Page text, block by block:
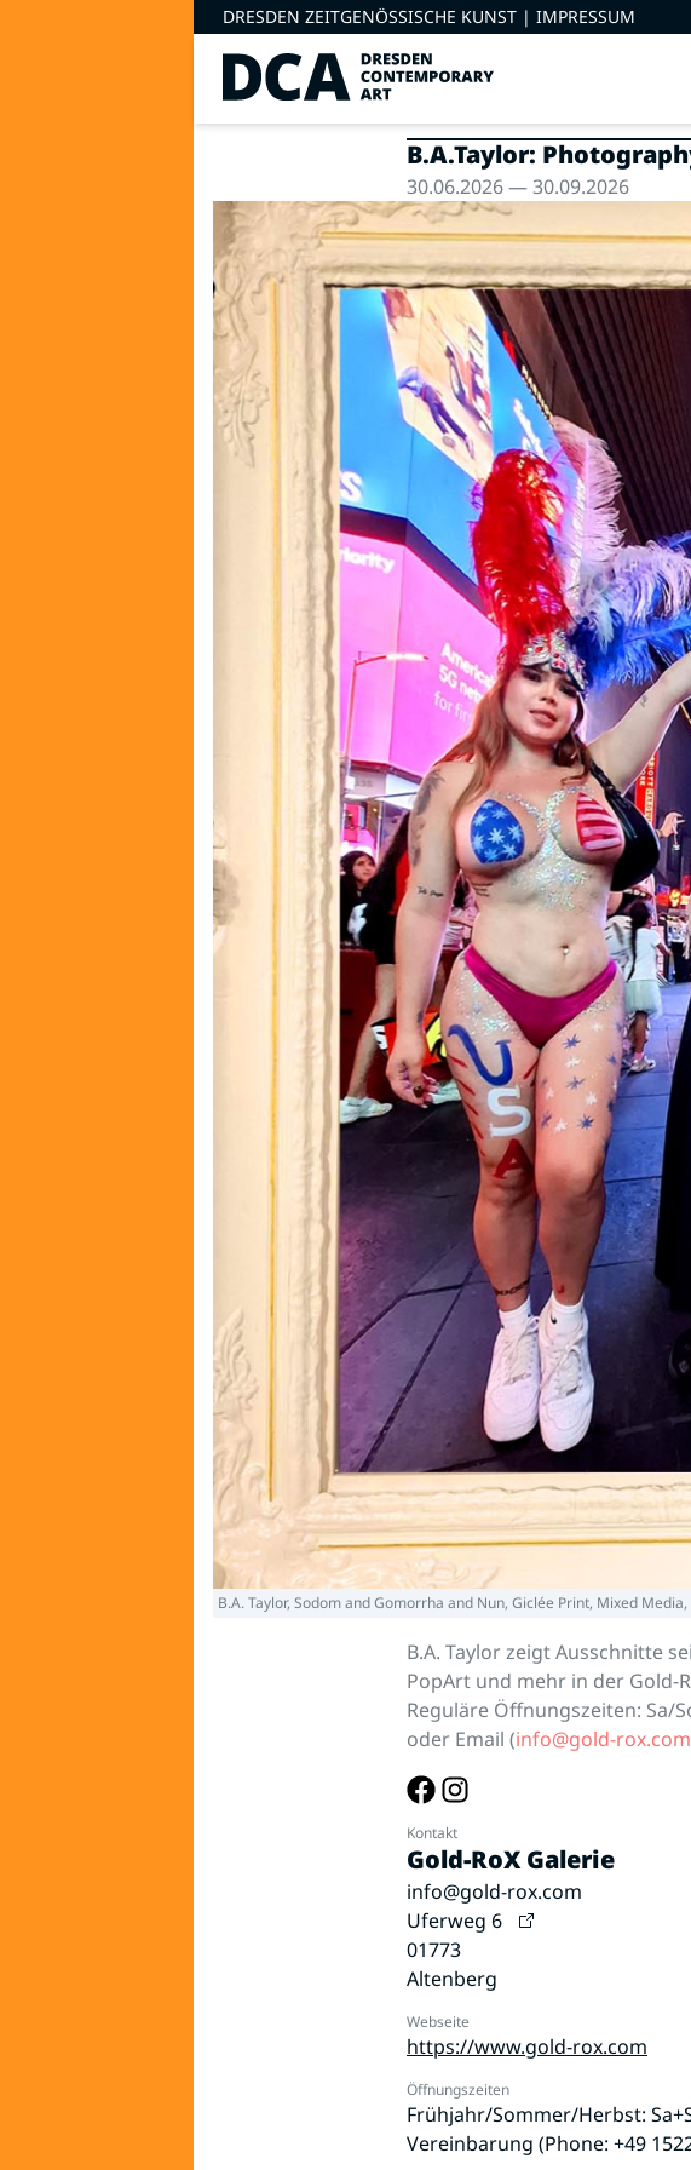
DRESDEN ZEITGENÖSSISCHE KUNST | IMPRESSUM
B.A.Taylor:
30.06.2026 — 30.09.2026
B.A. Taylor, Sodom and Gomorrha and Nun, Giclée Print, Mixed Media,
B.A. Taylor zeigt Ausschnitte
PopArt und mehr in der Gold-
Reguläre Öffnungszeiten: Sa/
oder Email (info@gold-rox.com
Kontakt
Gold-RoX Galerie
info@gold-rox.com
Uferweg 6
01773
Altenberg
Webseite
https://www.gold-rox.com
Öffnungszeiten
Frühjahr/Sommer/Herbst:
Vereinbarung (Phone: +49